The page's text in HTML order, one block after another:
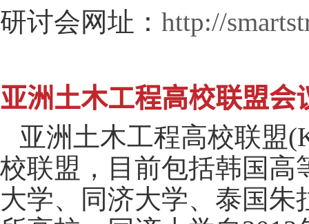
研讨会网址： http://
亚洲土木工程高校联盟会
亚洲土木工程高校联盟
校联盟，目前包括韩国高
大学、同济大学、泰国